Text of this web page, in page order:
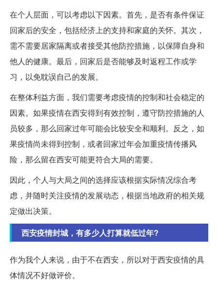
在个人层面，可以考虑以下因素。首先，是否有条件保证
回家后的安全，包括经济上的支持和家庭的关怀。其次，
需不需要居家隔离或者接受其他防控措施，以保障自身和
他人的健康。最后，回家后是否能够及时返程工作或学
习，以免耽误自己的发展。
在整体利益方面，我们需要考虑疫情的控制和社会稳定的
因素。如果疫情在西安得到有效控制，遵守防控措施的人
员较多，那么回家过年可能会比较安全和顺利。反之，如
果疫情尚未得到控制，或者回家过年会加重疫情传播风
险，那么留在西安可能更符合大局的需要。
因此，个人与大局之间的选择应该根据实际情况综合考
虑，并随时关注疫情的发展动态，根据当地政府的相关规
定做出决策。
西安疫情封城，有多少人打算就低过年?
作为我个人来说，由于不在西安，所以对于西安疫情的具
体情况不好做评价。